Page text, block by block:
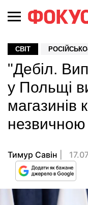
СВІТ
"Дебіл.
у Польщі
магазинів
Тимур Савін